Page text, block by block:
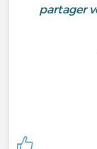
partager